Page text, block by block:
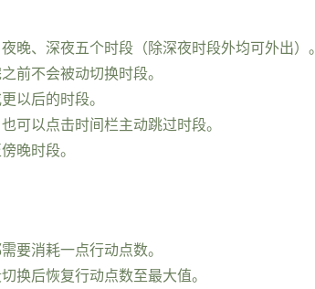
晚、深夜五个时段（除深夜时段外均可外出）。
前不会被动切换时段。
以后的时段。
可以点击时间栏主动跳过时段。
晚时段。
要消耗一点行动点数。
换后恢复行动点数至最大值。